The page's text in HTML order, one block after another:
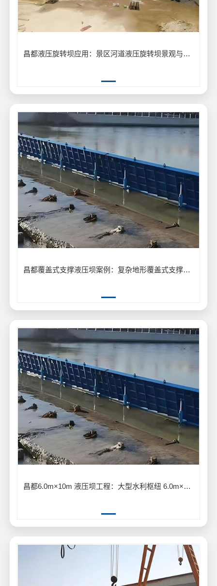
昌都液压旋转坝应用：景区河道液压旋转坝景观与泄洪工程
昌都覆盖式支撑液压坝案例：复杂地形覆盖式支撑液压坝安装应用
昌都6.0m×10m 液压坝工程：大型水利枢纽 6.0m×10m 液压坝建设应用